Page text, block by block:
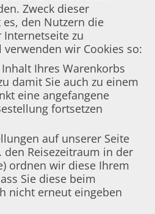
Zweck dieser
den Nutzern die
zu
wir Cookies so:
Ihres Warenkorbs
damit Sie auch zu einem
eine angefangene
fortsetzen
auf unserer Seite
den Reisezeitraum in der
ordnen wir diese Ihrem
Sie diese beim
nicht erneut eingeben